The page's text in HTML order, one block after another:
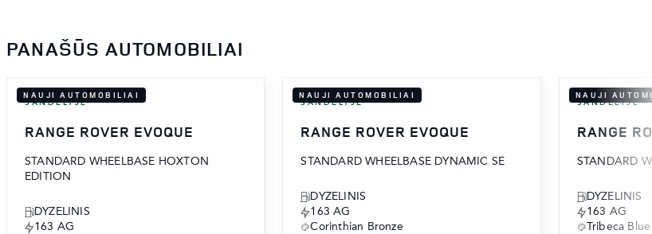
PANAŠŪS AUTOMOBILIAI
NAUJI AUTOMOBILIAI
SANDĖLYJE
RANGE ROVER EVOQUE
STANDARD WHEELBASE HOXTON
EDITION
DYZELINIS
163 AG
NAUJI AUTOMOBILIAI
SANDĖLYJE
RANGE ROVER EVOQUE
STANDARD WHEELBASE DYNAMIC SE
DYZELINIS
163 AG
Corinthian Bronze
NAUJI
SANDĖLYJE
RANGE
STANDARD
DYZELINIS
163 AG
Tribeca Blue